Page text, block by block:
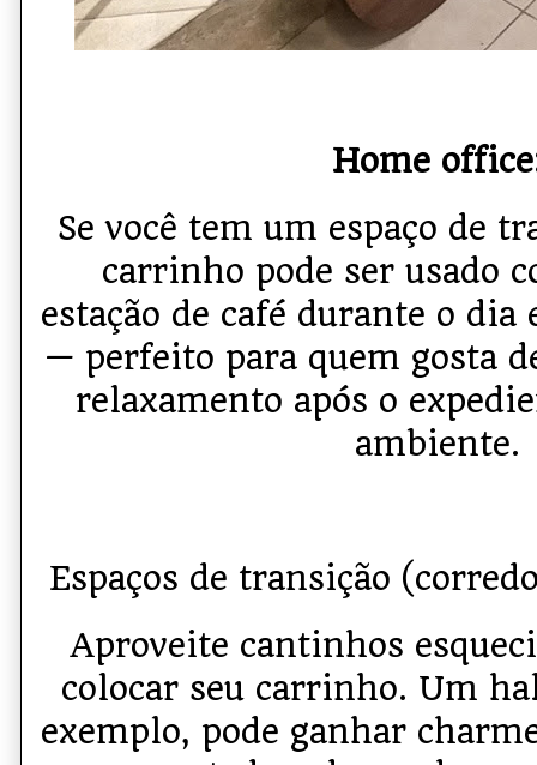
Home
Se você tem um espaço de
carrinho pode ser usado
estação de café durante o
— perfeito para quem gosta
relaxamento após o
ambiente.
Espaços de transição
Aproveite cantinhos
colocar seu carrinho. Um
exemplo, pode ganhar